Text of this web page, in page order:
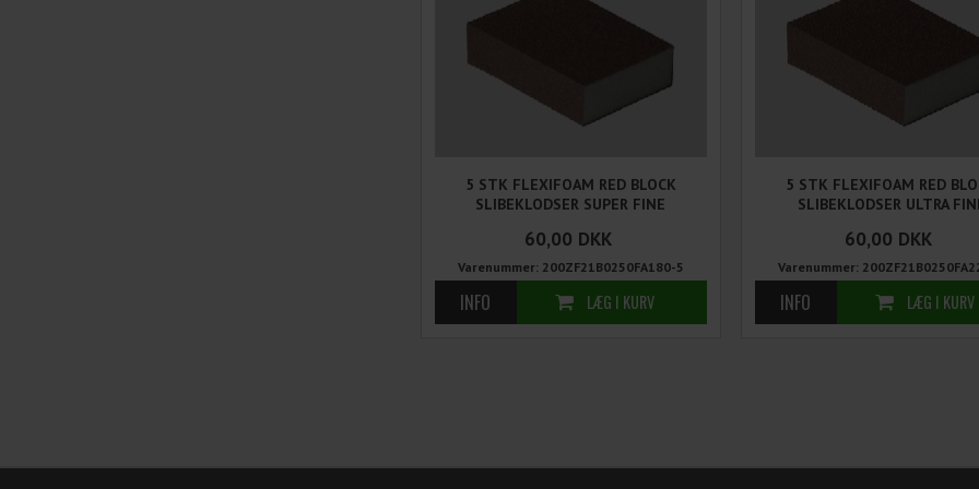
5 STK FLEXIFOAM RED BLOCK
SLIBEKLODSER SUPER FINE
60,00 DKK
Varenummer: 200ZF21B0250FA180-5
5 STK FLEXIFOAM RED
SLIBEKLODSER ULTRA
60,00 DKK
Varenummer: